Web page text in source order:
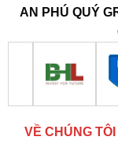
AN PHÚ QUÝ
VỀ CHÚNG TÔI